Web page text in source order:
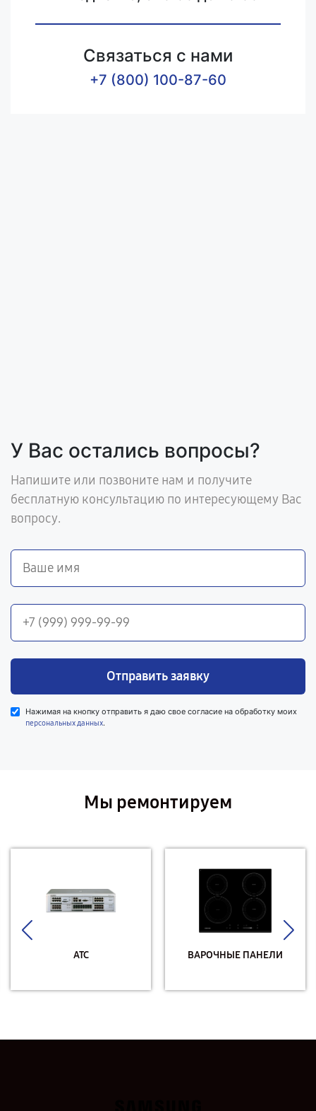
Связаться с нами
+7 (800) 100-87-60
У Вас остались вопросы?
Напишите или позвоните нам и получите
бесплатную консультацию по интересующему Вас
вопросу.
Отправить заявку
Нажимая на кнопку отправить я даю свое согласие на обработку моих
персональных данных.
Мы ремонтируем
АТС ВАРОЧНЫЕ ПАНЕЛИ